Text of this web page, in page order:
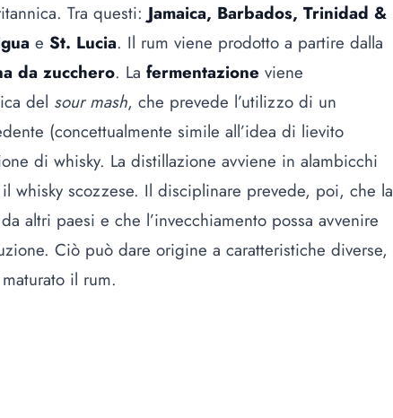
Tra questi: Jamaica, Barbados, Trinidad &
e St. Lucia. Il rum viene prodotto a partire dalla
da zucchero. La fermentazione viene
del sour mash, che prevede l’utilizzo di un
(concettualmente simile all’idea di lievito
di whisky. La distillazione avviene in alambicchi
whisky scozzese. Il disciplinare prevede, poi, che la
altri paesi e che l’invecchiamento possa avvenire
Ciò può dare origine a caratteristiche diverse,
il rum.